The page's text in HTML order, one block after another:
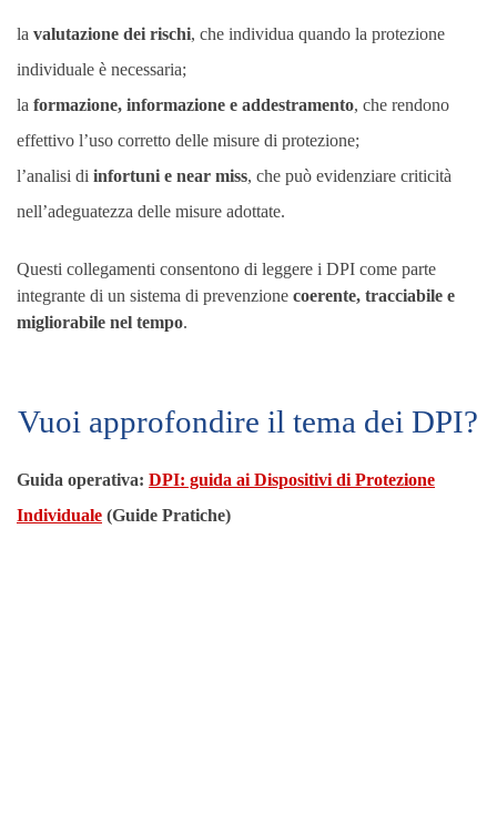
la valutazione dei rischi, che individua quando la protezione
individuale è necessaria;
la formazione, informazione e addestramento, che rendono
effettivo l’uso corretto delle misure di protezione;
l’analisi di infortuni e near miss, che può evidenziare criticità
nell’adeguatezza delle misure adottate.
Questi collegamenti consentono di leggere i DPI come parte
integrante di un sistema di prevenzione coerente, tracciabile e
migliorabile nel tempo.
Vuoi approfondire il tema dei DPI?
Guida operativa: DPI: guida ai Dispositivi di Protezione
Individuale (Guide Pratiche)